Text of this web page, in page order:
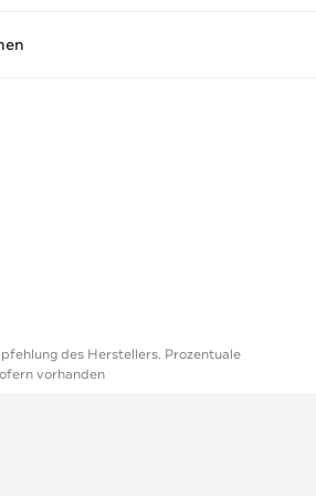
des Herstellers. Prozentuale
vorhanden